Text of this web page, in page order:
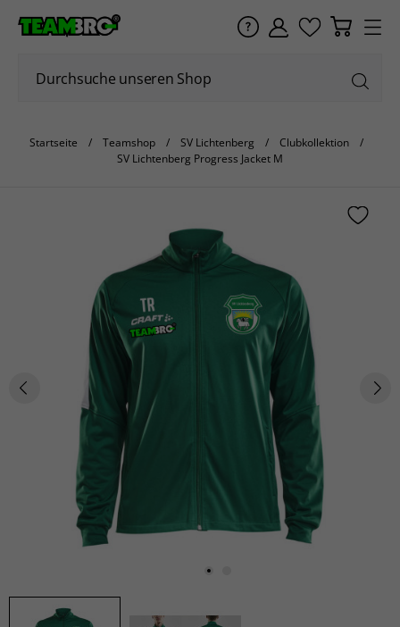
Startseite Teamshop SV Lichtenberg
Clubkollektion
SV Lichtenberg Progress Jacket M